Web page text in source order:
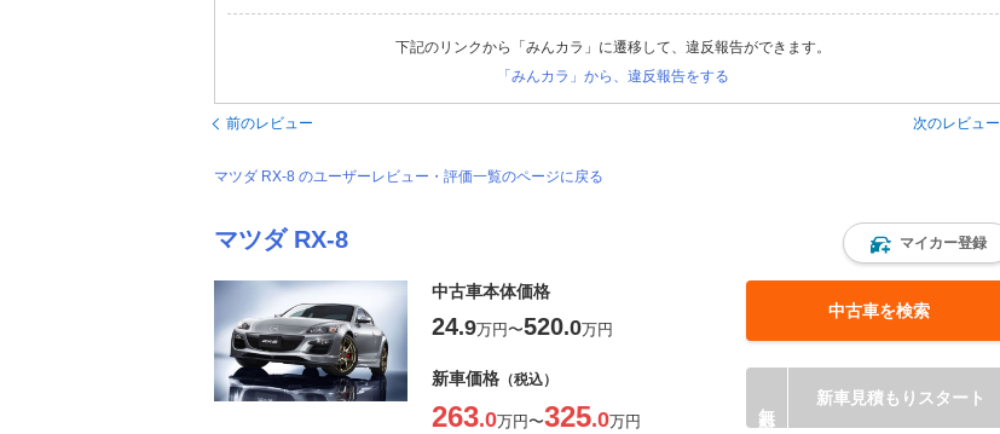
下記のリンクから「みんカラ」に遷移して、違反報告ができます。
「みんカラ」から、違反報告をする
前のレビュー 次のレビュー
マツダ RX-8 のユーザーレビュー・評価一覧のページに戻る
マツダ RX-8 マイカー登録
中古車本体価格
24.9万円〜520.0万円
中古車を検索
新車価格 （税込）
263.0万円〜325.0万円
新車見積もりスタート